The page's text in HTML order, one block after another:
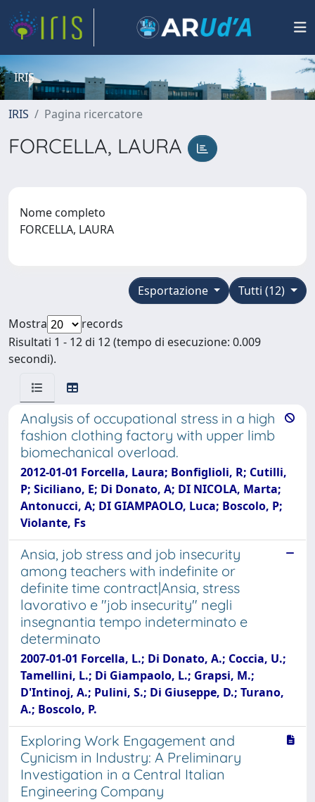
IRIS
IRIS Pagina ricercatore
FORCELLA, LAURA
Nome completo
FORCELLA, LAURA
Tutti (12)
Esportazione
Mostra
records
Risultati 1 - 12 di 12 (tempo di esecuzione: 0.009
secondi).
Analysis of occupational stress in a high
fashion clothing factory with upper limb
biomechanical overload.
2012-01-01 Forcella, Laura; Bonfiglioli, R; Cutilli,
P; Siciliano, E; Di Donato, A; DI NICOLA, Marta;
Antonucci, A; DI GIAMPAOLO, Luca; Boscolo, P;
Violante, Fs
Ansia, job stress and job insecurity
among teachers with indefinite or
definite time contract|Ansia, stress
lavorativo e "job insecurity" negli
insegnantia tempo indeterminato e
determinato
2007-01-01 Forcella, L.; Di Donato, A.; Coccia, U.;
Tamellini, L.; Di Giampaolo, L.; Grapsi, M.;
D'Intinoj, A.; Pulini, S.; Di Giuseppe, D.; Turano,
A.; Boscolo, P.
Exploring Work Engagement and
Cynicism in Industry: A Preliminary
Investigation in a Central Italian
Engineering Company